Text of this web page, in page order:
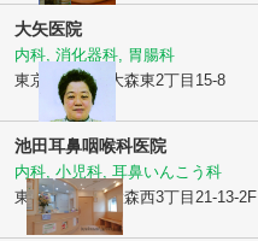
大矢医院
内科, 消化器科, 胃腸科
東京都大田区
大森東2丁目15-8
池田耳鼻咽喉科医院
内科, 小児科, 耳鼻いんこう科
東京都大田区大森西3丁目21-13-2F